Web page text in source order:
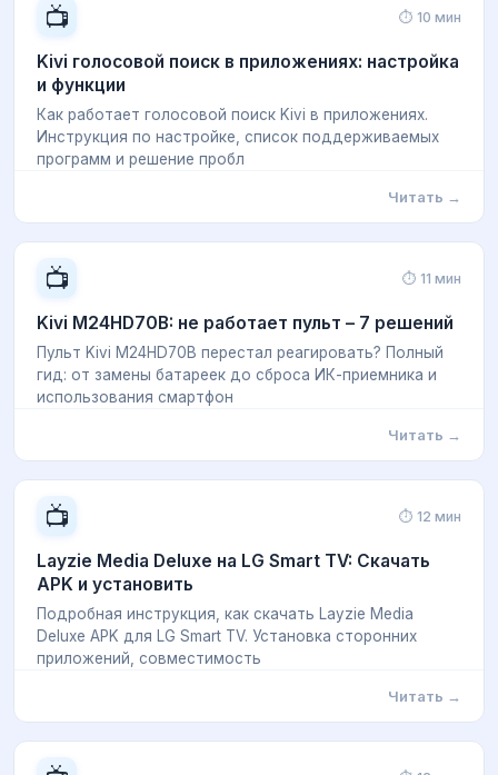
📺 ⏱ 10 мин
Kivi голосовой поиск в приложениях: настройка
и функции
Как работает голосовой поиск Kivi в приложениях.
Инструкция по настройке, список поддерживаемых
программ и решение пробл
Читать →
📺 ⏱ 11 мин
Kivi M24HD70B: не работает пульт – 7 решений
Пульт Kivi M24HD70B перестал реагировать? Полный
гид: от замены батареек до сброса ИК-приемника и
использования смартфон
Читать →
📺 ⏱ 12 мин
Layzie Media Deluxe на LG Smart TV: Скачать
APK и установить
Подробная инструкция, как скачать Layzie Media
Deluxe APK для LG Smart TV. Установка сторонних
приложений, совместимость
Читать →